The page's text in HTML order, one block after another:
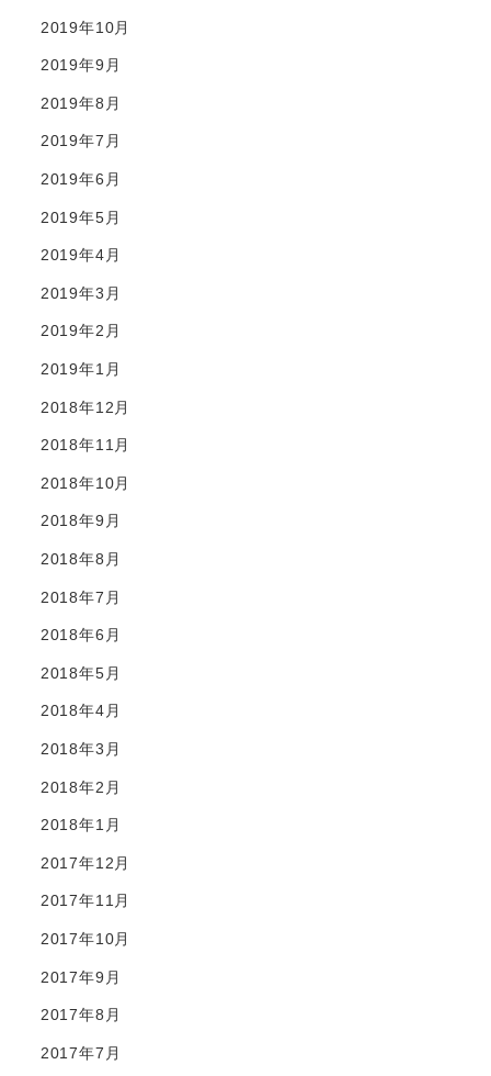
2019年10月
2019年9月
2019年8月
2019年7月
2019年6月
2019年5月
2019年4月
2019年3月
2019年2月
2019年1月
2018年12月
2018年11月
2018年10月
2018年9月
2018年8月
2018年7月
2018年6月
2018年5月
2018年4月
2018年3月
2018年2月
2018年1月
2017年12月
2017年11月
2017年10月
2017年9月
2017年8月
2017年7月